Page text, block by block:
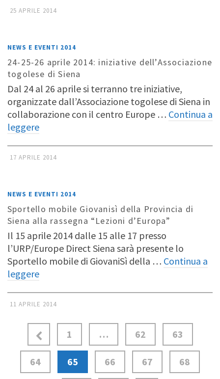
25 APRILE 2014
NEWS E EVENTI 2014
24-25-26 aprile 2014: iniziative dell’Associazione
togolese di Siena
Dal 24 al 26 aprile si terranno tre iniziative,
organizzate dall’Associazione togolese di Siena in
collaborazione con il centro Europe … Continua a
leggere
17 APRILE 2014
NEWS E EVENTI 2014
Sportello mobile Giovanisì della Provincia di
Siena alla rassegna “Lezioni d’Europa”
Il 15 aprile 2014 dalle 15 alle 17 presso
l’URP/Europe Direct Siena sarà presente lo
Sportello mobile di GiovaniSì della … Continua a
leggere
11 APRILE 2014
1 … 62 63
64 65 66 67 68